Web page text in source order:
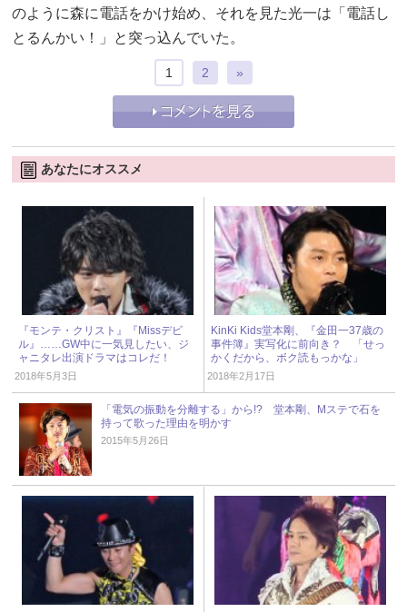
のように森に電話をかけ始め、それを見た光一は「電話し
とるんかい！」と突っ込んでいた。
1 2 »
あなたにオススメ
『モンテ・クリスト』『Missデビ
ル』……GW中に一気見したい、ジ
ャニタレ出演ドラマはコレだ！
2018年5月3日
KinKi Kids堂本剛、『金田一37歳の
事件簿』実写化に前向き？ 「せっ
かくだから、ボク読もっかな」
2018年2月17日
「電気の振動を分離する」から!? 堂本剛、Mステで石を
持って歌った理由を明かす
2015年5月26日